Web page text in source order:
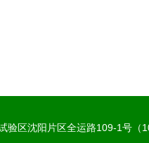
验区沈阳片区全运路109-1号（